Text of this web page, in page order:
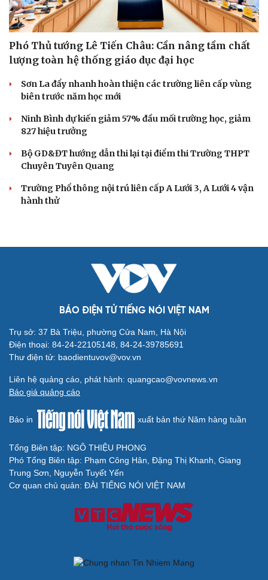
Phó Thủ tướng Lê Tiến Châu: Cần nâng tầm chất
lượng toàn hệ thống giáo dục đại học
Sơn La đẩy nhanh hoàn thiện các trường liên cấp vùng
biên trước năm học mới
Ninh Bình dự kiến giảm 57% đầu mối trường học, giảm
827 hiệu trưởng
Bộ GD&ĐT hướng dẫn thi lại tại điểm thi Trường THPT
Chuyên Tuyên Quang
Trường Phổ thông nội trú liên cấp A Lưới 3, A Lưới 4 vận
hành thử
BÁO ĐIỆN TỬ TIẾNG NÓI VIỆT NAM
Trụ sở: 37 Bà Triệu, phường Cửa Nam, Hà Nội
Điện thoại: 84-24-22105148, 84-24-39785691
Thư điện tử: baodientuvov@vov.vn
Liên hệ quảng cáo, phát hành: quangcao@vovnews.vn
Báo giá quảng cáo
Báo in xuất bản thứ Năm hàng tuần
Tổng Biên tập: NGÔ THIỆU PHONG
Phó Tổng Biên tập: Phạm Công Hân, Đặng Thị Khanh, Giang
Trung Sơn, Nguyễn Tuyết Yến
Cơ quan chủ quản: ĐÀI TIẾNG NÓI VIỆT NAM